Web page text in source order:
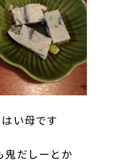
い母です
鬼だしーとか